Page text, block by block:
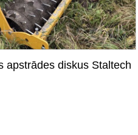
apstrādes diskus Staltech